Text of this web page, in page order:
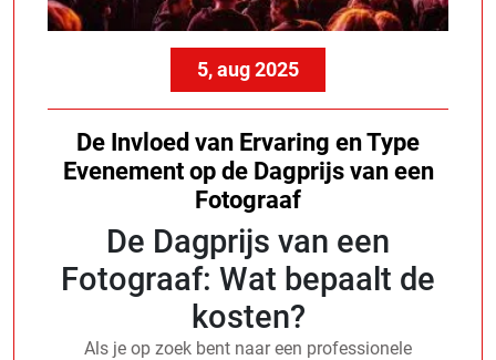
5, aug 2025
De Invloed van Ervaring en Type
Evenement op de Dagprijs van een
Fotograaf
De Dagprijs van een
Fotograaf: Wat bepaalt de
kosten?
Als je op zoek bent naar een professionele